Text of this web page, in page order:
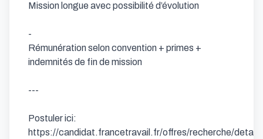
Mission longue avec possibilité d’évolution
-
Rémunération selon convention + primes +
indemnités de fin de mission
---
Postuler ici:
https://candidat.francetravail.fr/offres/recherche/detail/